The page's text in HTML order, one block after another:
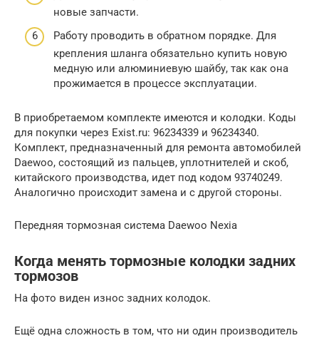
новые запчасти.
Работу проводить в обратном порядке. Для
крепления шланга обязательно купить новую
медную или алюминиевую шайбу, так как она
прожимается в процессе эксплуатации.
В приобретаемом комплекте имеются и колодки. Коды
для покупки через Exist.ru: 96234339 и 96234340.
Комплект, предназначенный для ремонта автомобилей
Daewoo, состоящий из пальцев, уплотнителей и скоб,
китайского производства, идет под кодом 93740249.
Аналогично происходит замена и с другой стороны.
Передняя тормозная система Daewoo Nexia
Когда менять тормозные колодки задних
тормозов
На фото виден износ задних колодок.
Ещё одна сложность в том, что ни один производитель